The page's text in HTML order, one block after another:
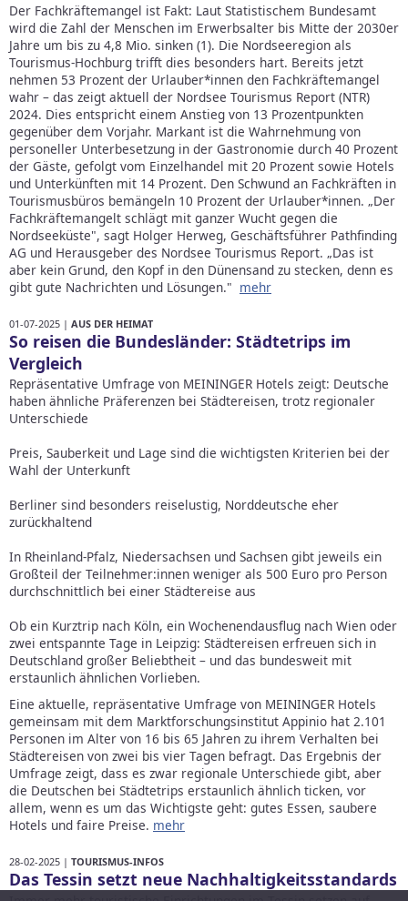
Der Fachkräftemangel ist Fakt: Laut Statistischem Bundesamt
wird die Zahl der Menschen im Erwerbsalter bis Mitte der 2030er
Jahre um bis zu 4,8 Mio. sinken (1). Die Nordseeregion als
Tourismus-Hochburg trifft dies besonders hart. Bereits jetzt
nehmen 53 Prozent der Urlauber*innen den Fachkräftemangel
wahr – das zeigt aktuell der Nordsee Tourismus Report (NTR)
2024. Dies entspricht einem Anstieg von 13 Prozentpunkten
gegenüber dem Vorjahr. Markant ist die Wahrnehmung von
personeller Unterbesetzung in der Gastronomie durch 40 Prozent
der Gäste, gefolgt vom Einzelhandel mit 20 Prozent sowie Hotels
und Unterkünften mit 14 Prozent. Den Schwund an Fachkräften in
Tourismusbüros bemängeln 10 Prozent der Urlauber*innen. „Der
Fachkräftemangelt schlägt mit ganzer Wucht gegen die
Nordseeküste", sagt Holger Herweg, Geschäftsführer Pathfinding
AG und Herausgeber des Nordsee Tourismus Report. „Das ist
aber kein Grund, den Kopf in den Dünensand zu stecken, denn es
gibt gute Nachrichten und Lösungen." mehr
01-07-2025 | AUS DER HEIMAT
So reisen die Bundesländer: Städtetrips im
Vergleich
Repräsentative Umfrage von MEININGER Hotels zeigt: Deutsche
haben ähnliche Präferenzen bei Städtereisen, trotz regionaler
Unterschiede
Preis, Sauberkeit und Lage sind die wichtigsten Kriterien bei der
Wahl der Unterkunft
Berliner sind besonders reiselustig, Norddeutsche eher
zurückhaltend
In Rheinland-Pfalz, Niedersachsen und Sachsen gibt jeweils ein
Großteil der Teilnehmer:innen weniger als 500 Euro pro Person
durchschnittlich bei einer Städtereise aus
Ob ein Kurztrip nach Köln, ein Wochenendausflug nach Wien oder
zwei entspannte Tage in Leipzig: Städtereisen erfreuen sich in
Deutschland großer Beliebtheit – und das bundesweit mit
erstaunlich ähnlichen Vorlieben.
Eine aktuelle, repräsentative Umfrage von MEININGER Hotels
gemeinsam mit dem Marktforschungsinstitut Appinio hat 2.101
Personen im Alter von 16 bis 65 Jahren zu ihrem Verhalten bei
Städtereisen von zwei bis vier Tagen befragt. Das Ergebnis der
Umfrage zeigt, dass es zwar regionale Unterschiede gibt, aber
die Deutschen bei Städtetrips erstaunlich ähnlich ticken, vor
allem, wenn es um das Wichtigste geht: gutes Essen, saubere
Hotels und faire Preise. mehr
28-02-2025 | TOURISMUS-INFOS
Das Tessin setzt neue Nachhaltigkeitsstandards